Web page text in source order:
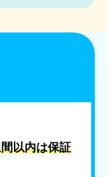
以内は保証